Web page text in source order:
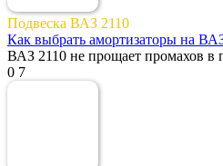
Подвеска ВАЗ 2110
Как выбрать амортизаторы на
ВАЗ 2110 не прощает промахов в
0 7